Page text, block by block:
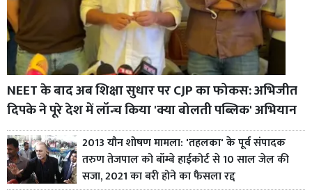
NEET के बाद अब शिक्षा सुधार पर CJP का फोकस: अभिजीत
दिपके ने पूरे देश में लॉन्च किया 'क्या बोलती पब्लिक' अभियान
2013 यौन शोषण मामला: 'तहलका' के पूर्व संपादक
तरुण तेजपाल को बॉम्बे हाईकोर्ट से 10 साल जेल की
सजा, 2021 का बरी होने का फैसला रद्द